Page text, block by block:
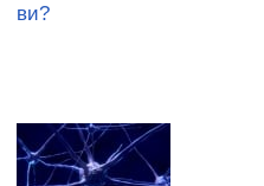
ви?